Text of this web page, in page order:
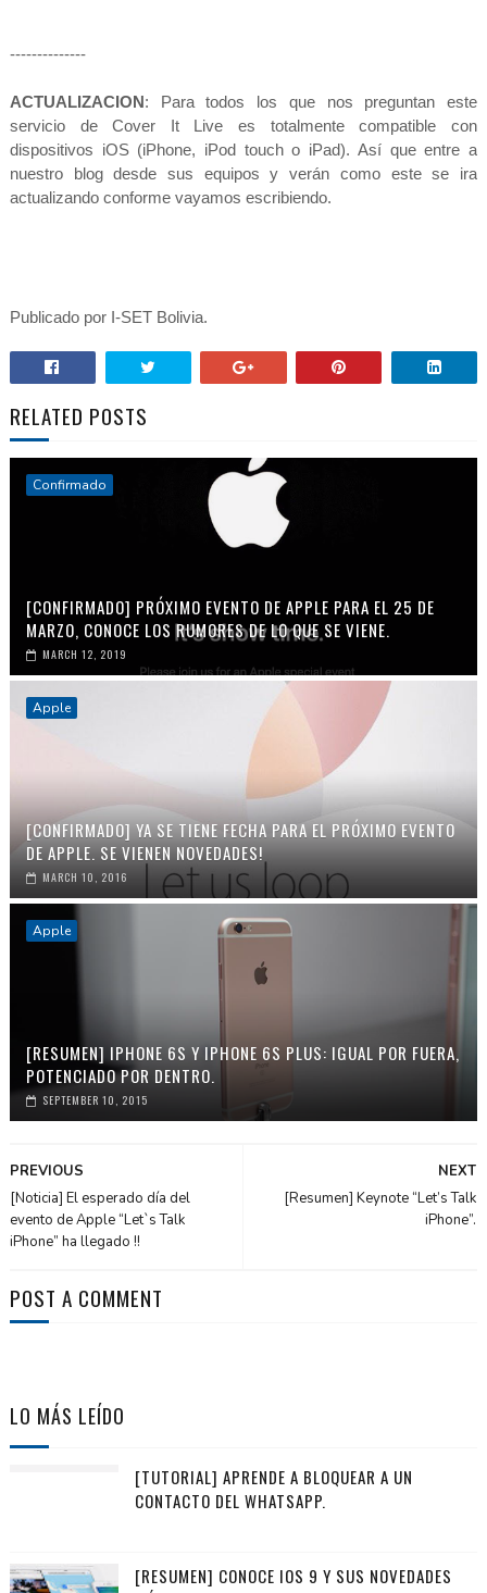
--------------
ACTUALIZACION: Para todos los que nos preguntan este
servicio de Cover It Live es totalmente compatible con
dispositivos iOS (iPhone, iPod touch o iPad). Así que entre a
nuestro blog desde sus equipos y verán como este se ira
actualizando conforme vayamos escribiendo.
Publicado por I-SET Bolivia.
RELATED POSTS
Confirmado
[CONFIRMADO] PRÓXIMO EVENTO DE APPLE PARA EL 25 DE
MARZO, CONOCE LOS RUMORES DE LO QUE SE VIENE.
MARCH 12, 2019
Apple
[CONFIRMADO] YA SE TIENE FECHA PARA EL PRÓXIMO EVENTO
DE APPLE. SE VIENEN NOVEDADES!
MARCH 10, 2016
Apple
[RESUMEN] IPHONE 6S Y IPHONE 6S PLUS: IGUAL POR FUERA,
POTENCIADO POR DENTRO.
SEPTEMBER 10, 2015
NEXT
[Resumen] Keynote “Let’s Talk
iPhone”.
PREVIOUS
[Noticia] El esperado día del
evento de Apple “Let`s Talk
iPhone” ha llegado !!
POST A COMMENT
LO MÁS LEÍDO
[TUTORIAL] APRENDE A BLOQUEAR A UN
CONTACTO DEL WHATSAPP.
[RESUMEN] CONOCE IOS 9 Y SUS NOVEDADES